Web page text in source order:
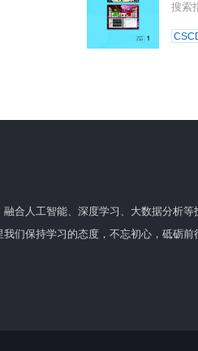
搜索
融合人工智能、深度学习、大数据分析
我们保持学习的态度，不忘初心，砥砺前